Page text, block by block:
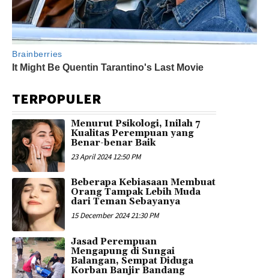
TERPOPULER
Menurut Psikologi, Inilah 7
Kualitas Perempuan yang
Benar-benar Baik
23 April 2024 12:50 PM
Beberapa Kebiasaan Membuat
Orang Tampak Lebih Muda
dari Teman Sebayanya
15 December 2024 21:30 PM
Jasad Perempuan
Mengapung di Sungai
Balangan, Sempat Diduga
Korban Banjir Bandang